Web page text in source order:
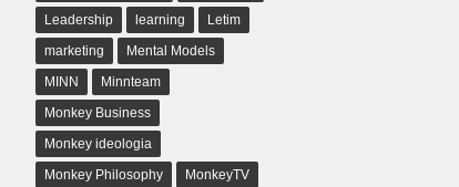
Leadership
learning
Letim
marketing
Mental Models
MINN
Minnteam
Monkey Business
Monkey ideologia
Monkey Philosophy
MonkeyTV